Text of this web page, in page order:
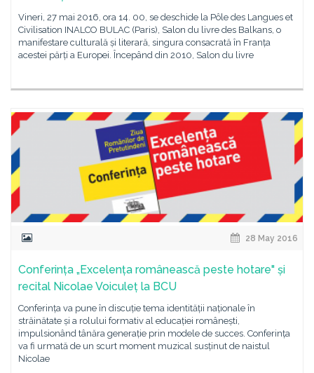
Vineri, 27 mai 2016, ora 14. 00, se deschide la Pôle des Langues et
Civilisation INALCO BULAC (Paris), Salon du livre des Balkans, o
manifestare culturală și literară, singura consacrată în Franța
acestei părți a Europei. Începând din 2010, Salon du livre
28 May 2016
Conferința „Excelența românească peste hotare" și
recital Nicolae Voiculeț la BCU
Conferința va pune în discuție tema identității naționale în
străinătate și a rolului formativ al educației românești,
impulsionând tânăra generație prin modele de succes. Conferința
va fi urmată de un scurt moment muzical susținut de naistul
Nicolae